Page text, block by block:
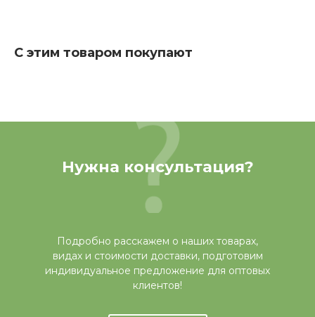
С этим товаром покупают
Нужна консультация?
Подробно расскажем о наших товарах,
видах и стоимости доставки, подготовим
индивидуальное предложение для оптовых
клиентов!